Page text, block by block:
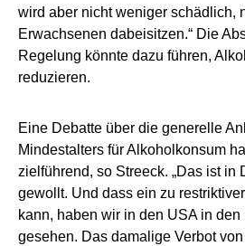
wird aber nicht weniger schädlich,
Erwachsenen dabeisitzen.“ Die
Regelung könnte dazu führen,
reduzieren.
Eine Debatte über die generelle
Mindestalters für Alkoholkonsum
zielführend, so Streeck. „Das ist in
gewollt. Und dass ein zu
kann, haben wir in den USA in den
gesehen. Das damalige Verbot